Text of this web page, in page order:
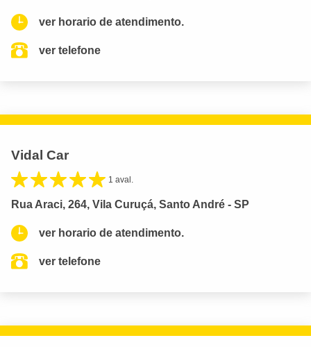
ver horario de atendimento.
ver telefone
Vidal Car
1 aval.
Rua Araci, 264, Vila Curuçá, Santo André - SP
ver horario de atendimento.
ver telefone